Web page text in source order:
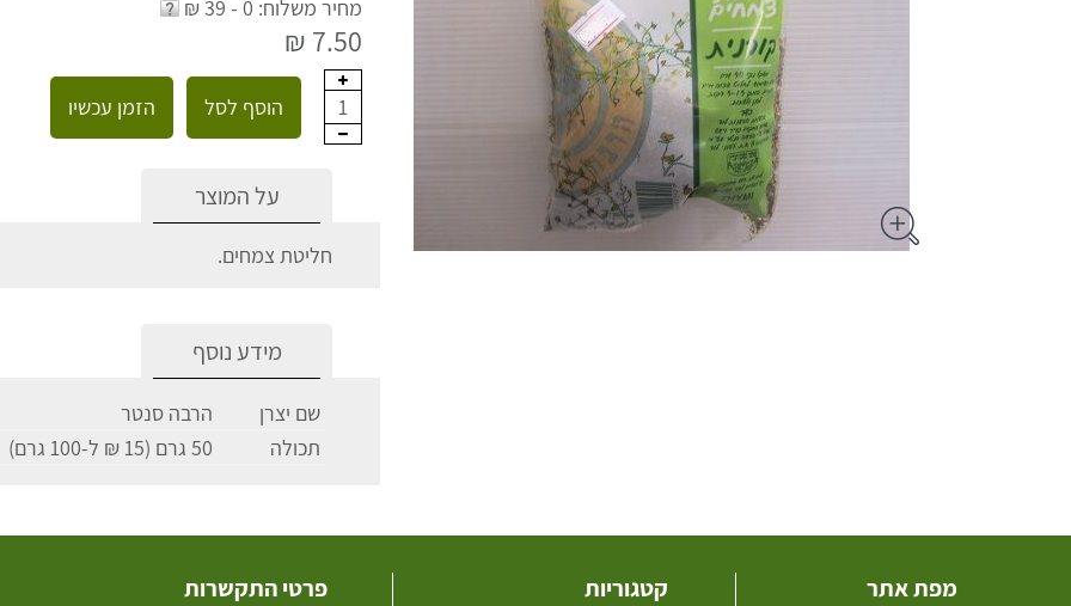
מחיר משלוח: 0 - 39 ₪
7.50 ₪
1 הוסף לסל הזמן עכשיו
על המוצר
חליטת צמחים.
מידע נוסף
שם יצרן
הרבה סנטר
תכולה
50 גרם (15 ₪ ל-100 גרם)
מפת אתר קטגוריות פרטי התקשרות